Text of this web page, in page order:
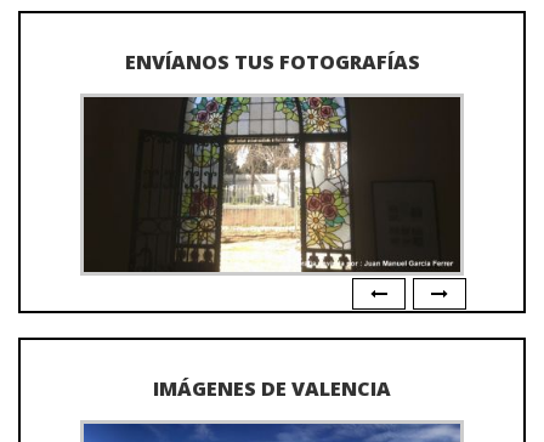
ENVÍANOS TUS FOTOGRAFÍAS
IMÁGENES DE VALENCIA